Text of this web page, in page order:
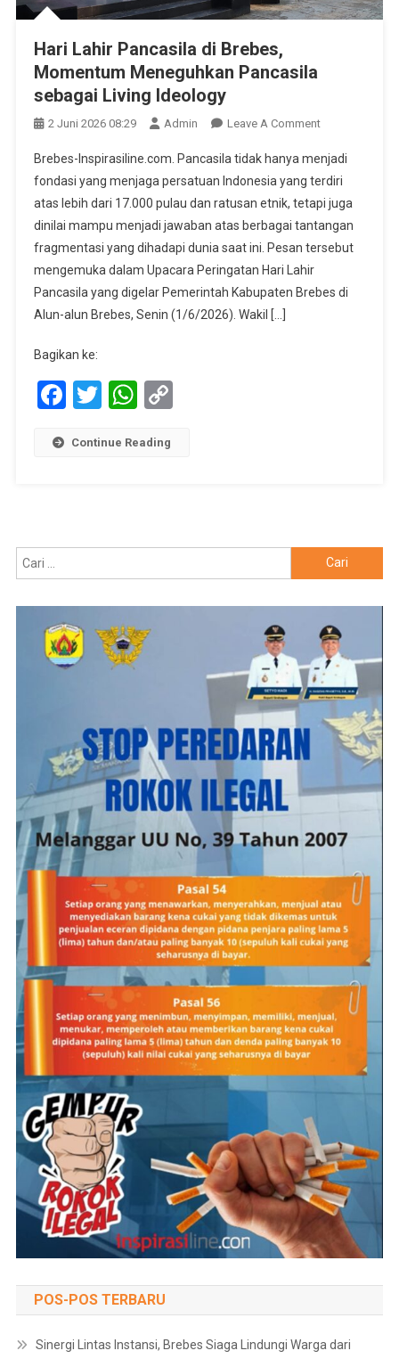
Hari Lahir Pancasila di Brebes,
Momentum Meneguhkan Pancasila
sebagai Living Ideology
2 Juni 2026 08:29 Admin Leave A CommentOn
Lahir
Pancasila
Di
Brebes,
Momentum
Pancasila
Brebes-Inspirasiline.com. Pancasila tidak hanya menjadi
fondasi yang menjaga persatuan Indonesia yang terdiri
atas lebih dari 17.000 pulau dan ratusan etnik, tetapi juga
dinilai mampu menjadi jawaban atas berbagai tantangan
fragmentasi yang dihadapi dunia saat ini. Pesan tersebut
mengemuka dalam Upacara Peringatan Hari Lahir
Pancasila yang digelar Pemerintah Kabupaten Brebes di
Alun-alun Brebes, Senin (1/6/2026). Wakil […]
Bagikan ke:
Facebook
TwitterWhatsApp
Copy
Continue Reading
untuk:
POS-POS TERBARU
Sinergi Lintas Instansi, Brebes Siaga Lindungi Warga dari